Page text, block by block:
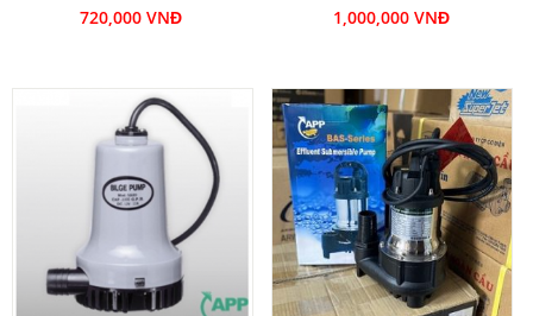
720,000 VNĐ 1,000,000 VNĐ